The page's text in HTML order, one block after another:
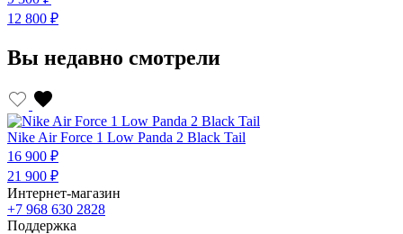
12 800 ₽
Вы недавно смотрели
Nike Air Force 1 Low Panda 2 Black Tail
16 900 ₽
21 900 ₽
Интернет-магазин
+7 968 630 2828
Поддержка